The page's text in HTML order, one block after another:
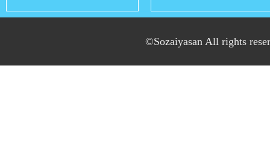
©Sozaiyasan All rights